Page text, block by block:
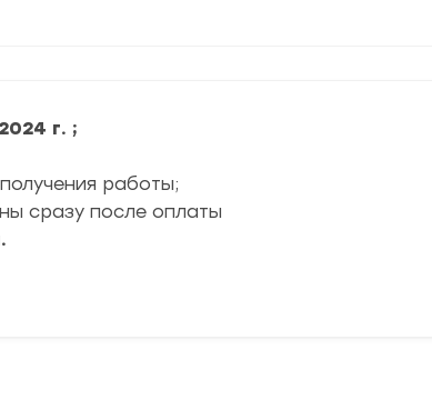
г. ;
работы;
сразу после оплаты